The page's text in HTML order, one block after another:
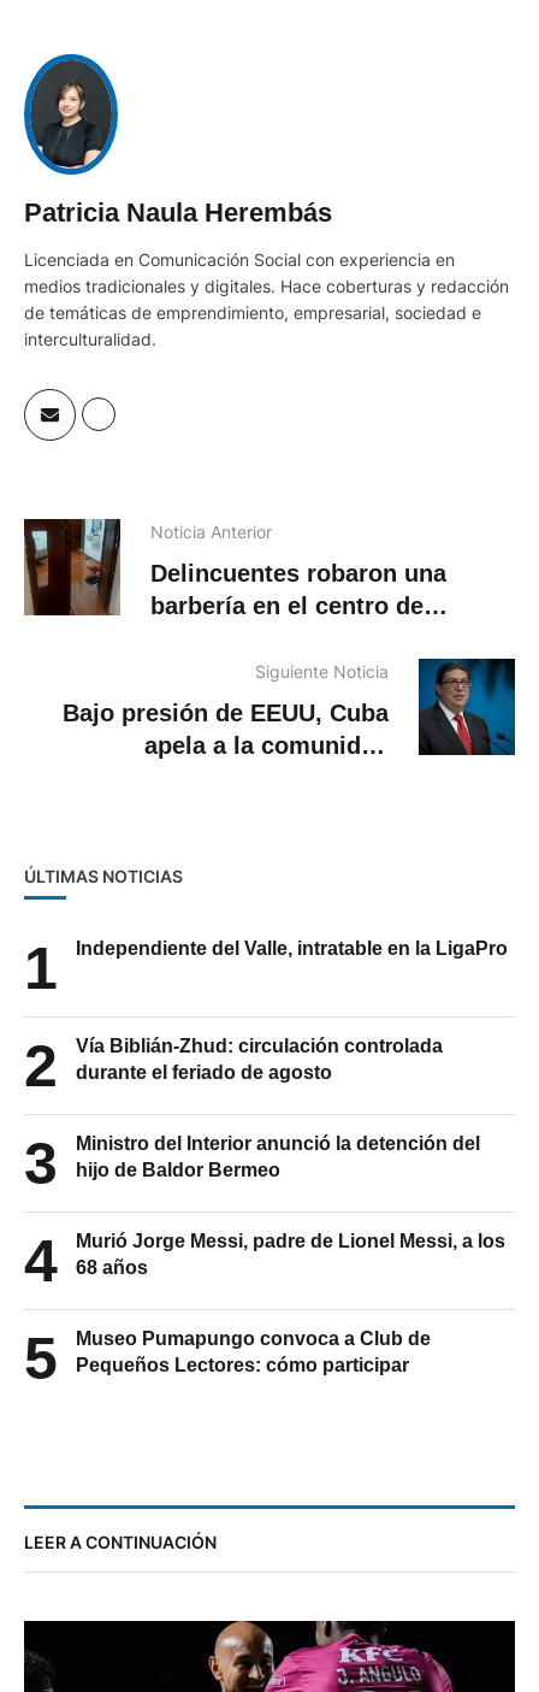
Patricia Naula Herembás
Licenciada en Comunicación Social con experiencia en
medios tradicionales y digitales. Hace coberturas y redacción
de temáticas de emprendimiento, empresarial, sociedad e
interculturalidad.
Noticia Anterior
Delincuentes robaron una
barbería en el centro de
Siguiente Noticia
Bajo presión de EEUU, Cuba
apela a la comunidad
ÚLTIMAS NOTICIAS
1 Independiente del Valle, intratable en la LigaPro
2
Vía Biblián-Zhud: circulación controlada
durante el feriado de agosto
3
Ministro del Interior anunció la detención del
hijo de Baldor Bermeo
4
Murió Jorge Messi, padre de Lionel Messi, a los
68 años
5
Museo Pumapungo convoca a Club de
Pequeños Lectores: cómo participar
LEER A CONTINUACIÓN